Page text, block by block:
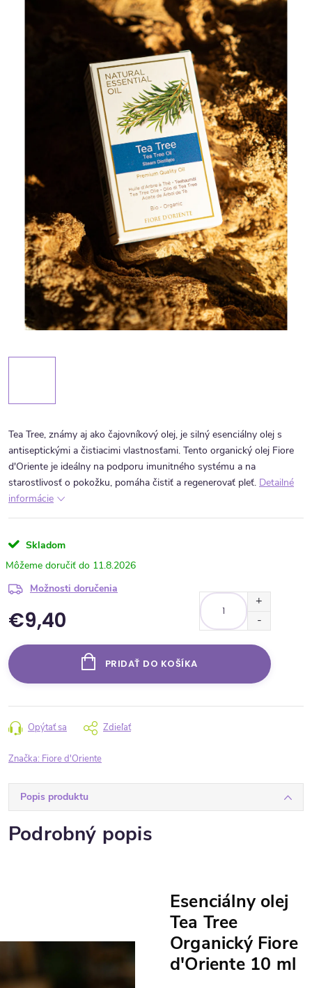
Tea Tree, známy aj ako čajovníkový olej, je silný esenciálny olej s
antiseptickými a čistiacimi vlastnosťami. Tento organický olej Fiore
d'Oriente je ideálny na podporu imunitného systému a na
starostlivosť o pokožku, pomáha čistiť a regenerovať pleť. Detailné
informácie
Skladom
11.8.2026
Možnosti doručenia
€9,40
PRIDAŤ DO KOŠÍKA
Opýtať sa Zdieľať
Značka: Fiore d'Oriente
Popis produktu
Podrobný popis
Esenciálny olej
Tea Tree
Organický Fiore
d'Oriente 10 ml